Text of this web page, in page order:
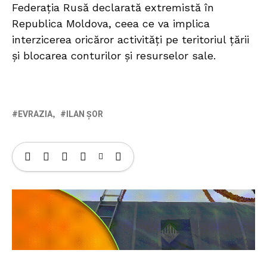
Federația Rusă declarată extremistă în
Republica Moldova, ceea ce va implica
interzicerea oricăror activități pe teritoriul țării
și blocarea conturilor și resurselor sale.
EVRAZIA ILAN ȘOR